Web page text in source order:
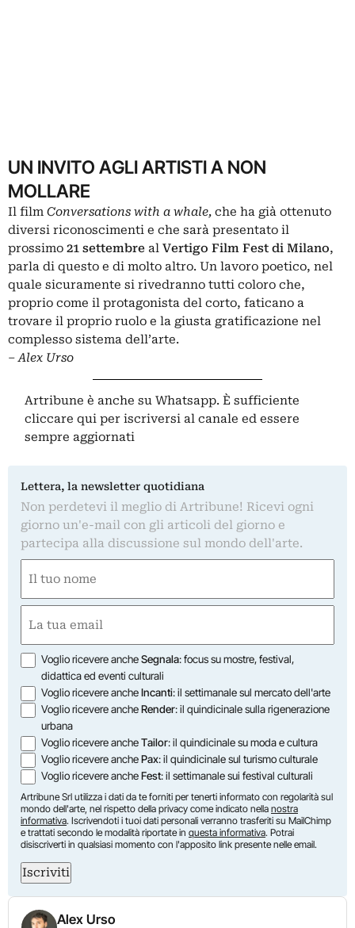
UN INVITO AGLI ARTISTI A NON
MOLLARE
Il film Conversations with a whale, che ha già ottenuto
diversi riconoscimenti e che sarà presentato il
prossimo 21 settembre al Vertigo Film Fest di Milano,
parla di questo e di molto altro. Un lavoro poetico, nel
quale sicuramente si rivedranno tutti coloro che,
proprio come il protagonista del corto, faticano a
trovare il proprio ruolo e la giusta gratificazione nel
complesso sistema dell’arte.
– Alex Urso
Artribune è anche su Whatsapp. È sufficiente
cliccare qui per iscriversi al canale ed essere
sempre aggiornati
Lettera, la newsletter quotidiana
Non perdetevi il meglio di Artribune! Ricevi ogni
giorno un'e-mail con gli articoli del giorno e
partecipa alla discussione sul mondo dell'arte.
(Obbligatorio)
Nome
(Obbligatorio)
Opzioni
Voglio ricevere ancheSegnala: focus su mostre, festival,
didattica ed eventi culturali
Voglio ricevere ancheIncanti: il settimanale sul mercato dell'arte
Voglio ricevere ancheRender: il quindicinale sulla rigenerazione
urbana
Voglio ricevere ancheTailor: il quindicinale su moda e cultura
Voglio ricevere anchePax: il quindicinale sul turismo culturale
Voglio ricevere ancheFest: il settimanale sui festival culturali
Artribune Srl utilizza i dati da te forniti per tenerti informato con regolarità sul
mondo dell'arte, nel rispetto della privacy come indicato nella nostra
informativa. Iscrivendoti i tuoi dati personali verranno trasferiti su MailChimp
e trattati secondo le modalità riportate in questa informativa. Potrai
disiscriverti in qualsiasi momento con l'apposito link presente nelle email.
Iscriviti
Alex Urso